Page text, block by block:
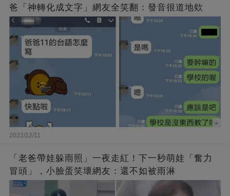
爸「神轉化成文字」網友全笑翻：發音很道地欸
2022/12/11
「老爸帶娃躲雨照」一夜走紅！下一秒萌娃「奮力
冒頭」，小臉蛋笑壞網友：還不如被雨淋